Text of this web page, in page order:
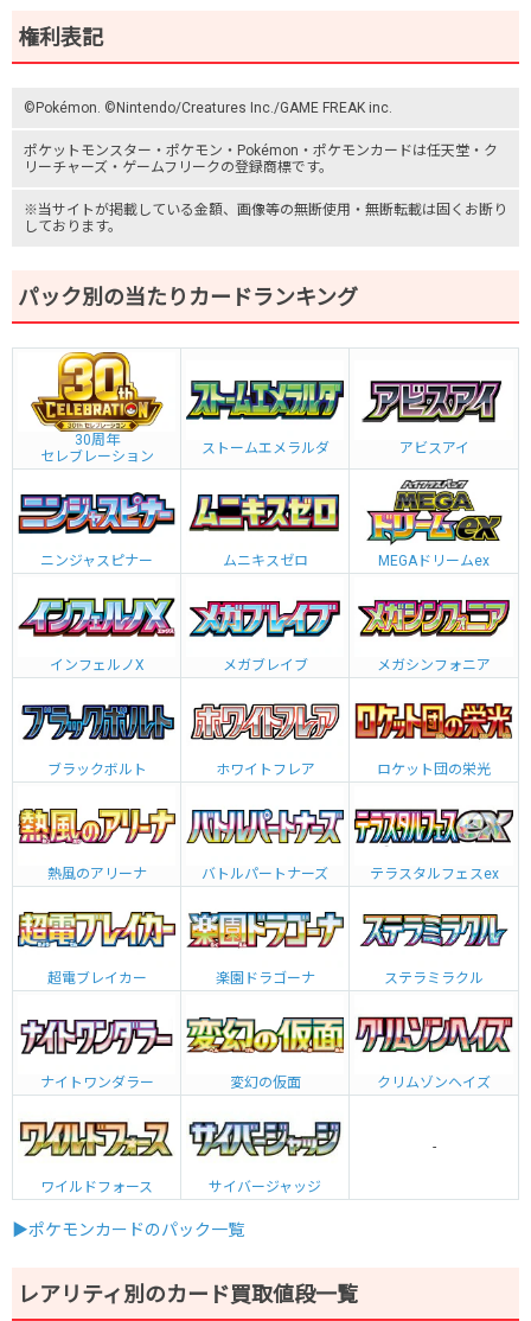
権利表記
©Pokémon. ©Nintendo/Creatures Inc./GAME FREAK inc.
ポケットモンスター ・ポケモン・Pokémon・ ポケモンカードは任天堂・ ク
リーチャーズ ・ ゲームフリークの登録商標です。
※当サイトが掲載している金額、画像等の無断使用・無断転載は固くお断り
しております。
パック別の当たりカードランキング
30周年
セレブレーション
ストームエメラルダ アビスアイ
ニンジャスピナー ムニキスゼロ MEGAドリームex
インフェルノX メガブレイブ メガシンフォニア
ブラックボルト ホワイトフレア ロケット団の栄光
熱風のアリーナ バトルパートナーズ テラスタルフェスex
超電ブレイカー 楽園ドラゴーナ ステラミラクル
ナイトワンダラー 変幻の仮面 クリムゾンヘイズ
ワイルドフォース サイバージャッジ
-
▶ポケモンカードのパック一覧
レアリティ別のカード買取値段一覧